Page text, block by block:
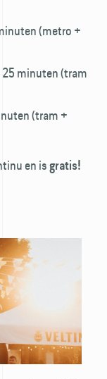
(metro +
minuten (tram
(tram +
en isgratis!